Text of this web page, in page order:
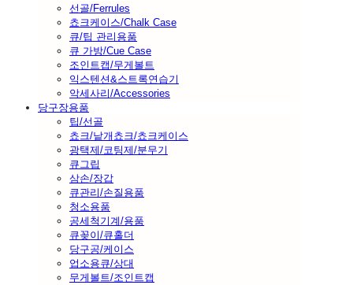
선골/Ferrules
쵸크케이스/Chalk Case
큐/팁 관리용품
큐 가방/Cue Case
조인트캡/무게볼트
익스텐션&스트록연습기
악세사리/Accessories
당구장용품
팁/선골
쵸크/낱개쵸크/쵸크케이스
광택제/코팅제/분무기
큐그립
삼손/장갑
큐관리/손질용품
청소용품
공세척기계/용품
큐꽂이/큐홀더
당구공/케이스
업소용큐/상대
무게볼트/조인트캡